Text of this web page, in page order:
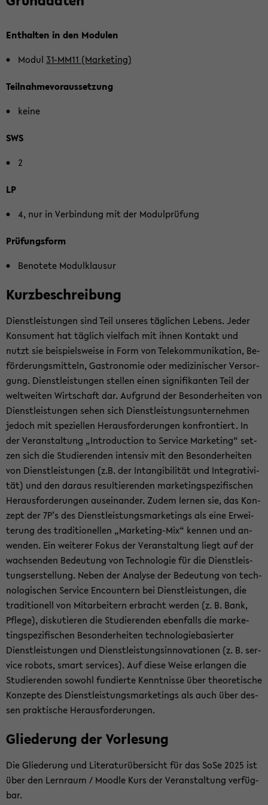
Ent­hal­ten in den Mo­du­len
Modul 31-​MM11 (Mar­ke­ting)
Teil­nah­me­vor­aus­set­zung
keine
SWS
2
LP
4, nur in Ver­bin­dung mit der Mo­dul­prü­fung
Prü­fungs­form
Be­no­te­te Mo­dul­klau­sur
Kurz­be­schrei­bung
Dienst­leis­tun­gen sind Teil un­se­res täg­li­chen Le­bens. Jeder
Kon­su­ment hat täg­lich viel­fach mit ihnen Kon­takt und
nutzt sie bei­spiels­wei­se in Form von Te­le­kom­mu­ni­ka­ti­on, Be­
för­de­rungs­mit­teln, Gas­tro­no­mie oder me­di­zi­ni­scher Ver­sor­
gung. Dienst­leis­tun­gen stel­len einen si­gni­fi­kan­ten Teil der
welt­wei­ten Wirt­schaft dar. Auf­grund der Be­son­der­hei­ten von
Dienst­leis­tun­gen sehen sich Dienst­leis­tungs­un­ter­neh­men
je­doch mit spe­zi­el­len Her­aus­for­de­run­gen kon­fron­tiert. In
der Ver­an­stal­tung „In­tro­duc­tion to Ser­vice Mar­ke­ting“ set­
zen sich die Stu­die­ren­den in­ten­siv mit den Be­son­der­hei­ten
von Dienst­leis­tun­gen (z.B. der In­tan­gi­bi­li­tät und In­te­gra­ti­vi­
tät) und den dar­aus re­sul­tie­ren­den mar­ke­ting­spe­zi­fi­schen
Her­aus­for­de­run­gen aus­ein­an­der. Zudem ler­nen sie, das Kon­
zept der 7P’s des Dienst­leis­tungs­mar­ke­tings als eine Er­wei­
te­rung des tra­di­tio­nel­len „Marketing-​Mix“ ken­nen und an­
wen­den. Ein wei­te­rer Fokus der Ver­an­stal­tung liegt auf der
wach­sen­den Be­deu­tung von Tech­no­lo­gie für die Dienst­leis­
tungs­er­stel­lung. Neben der Ana­ly­se der Be­deu­tung von tech­
no­lo­gi­schen Ser­vice En­coun­tern bei Dienst­leis­tun­gen, die
tra­di­tio­nell von Mit­ar­bei­tern er­bracht wer­den (z. B. Bank,
Pfle­ge), dis­ku­tie­ren die Stu­die­ren­den eben­falls die mar­ke­
ting­spe­zi­fi­schen Be­son­der­hei­ten tech­no­lo­gie­ba­sier­ter
Dienst­leis­tun­gen und Dienst­leis­tungs­in­no­va­tio­nen (z. B. ser­
vice ro­bots, smart ser­vices). Auf diese Weise er­lan­gen die
Stu­die­ren­den so­wohl fun­dier­te Kennt­nis­se über theo­re­ti­sche
Kon­zep­te des Dienst­leis­tungs­mar­ke­tings als auch über des­
sen prak­ti­sche Her­aus­for­de­run­gen.
Glie­de­rung der Vor­le­sung
Die Glie­de­rung und Li­te­ra­tur­über­sicht für das SoSe 2025 ist
über den Lern­raum / Mood­le Kurs der Ver­an­stal­tung ver­füg­
bar.